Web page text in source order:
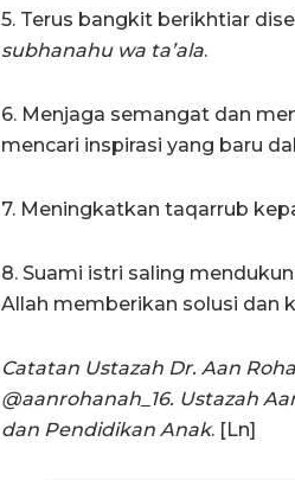
5. Terus bangkit berikhtiar
subhanahu wa ta’ala.
6. Menjaga semangat dan
mencari inspirasi yang baru
7. Meningkatkan taqarrub
8. Suami istri saling
Allah memberikan solusi dan
Catatan Ustazah Dr. Aan
@aanrohanah_16. Ustazah
dan Pendidikan Anak. [Ln]